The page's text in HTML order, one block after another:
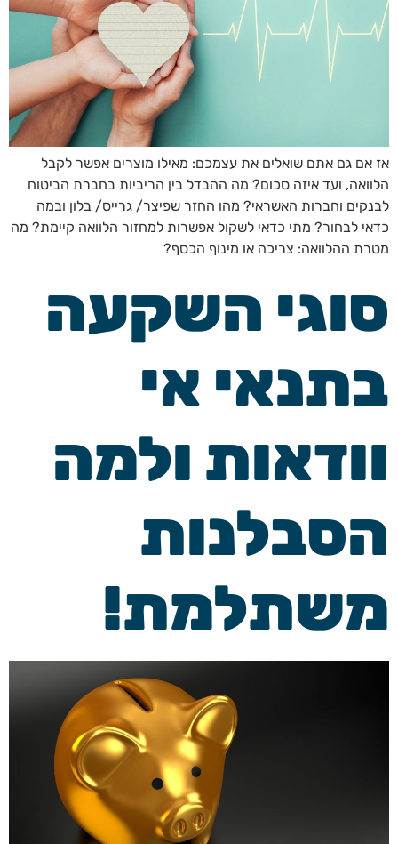
אז אם גם אתם שואלים את עצמכם: מאילו מוצרים אפשר לקבל
הלוואה, ועד איזה סכום? מה ההבדל בין הריביות בחברת הביטוח
לבנקים וחברות האשראי? מהו החזר שפיצר/ גרייס/ בלון ובמה
כדאי לבחור? מתי כדאי לשקול אפשרות למחזור הלוואה קיימת? מה
מטרת ההלוואה: צריכה או מינוף הכסף?
סוגי השקעה
בתנאי אי
וודאות ולמה
הסבלנות
משתלמת!